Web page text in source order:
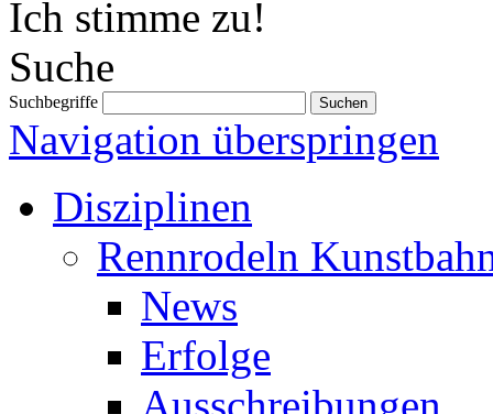
Ich stimme zu!
Suche
Suchbegriffe
Navigation überspringen
Disziplinen
Rennrodeln
News
Erfolge